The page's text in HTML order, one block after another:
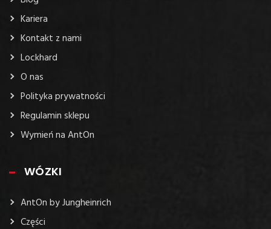
Kariera
Kontakt z nami
Lockhard
O nas
Polityka prywatności
Regulamin sklepu
Wymień na AntOn
WÓZKI
AntOn by Jungheinrich
Części